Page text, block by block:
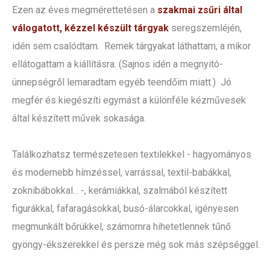
Ezen az éves megmérettetésen a szakmai zsűri által
válogatott, kézzel készült tárgyak seregszemléjén,
idén sem csalódtam. Remek tárgyakat láthattam, a mikor
ellátogattam a kiállításra. (Sajnos idén a megnyitó-
ünnepségről lemaradtam egyéb teendőim miatt.) Jó
megfér és kiegészíti egymást a különféle kézművesek
által készített művek sokasága.
Találkozhatsz természetesen textilekkel - hagyományos
és modernebb hímzéssel, varrással, textil-babákkal,
zoknibábokkal... -, kerámiákkal, szalmából készített
figurákkal, fafaragásokkal, busó-álarcokkal, igényesen
megmunkált bőrükkel, számomra hihetetlennek tűnő
gyöngy-ékszerekkel és persze még sok más szépséggel.